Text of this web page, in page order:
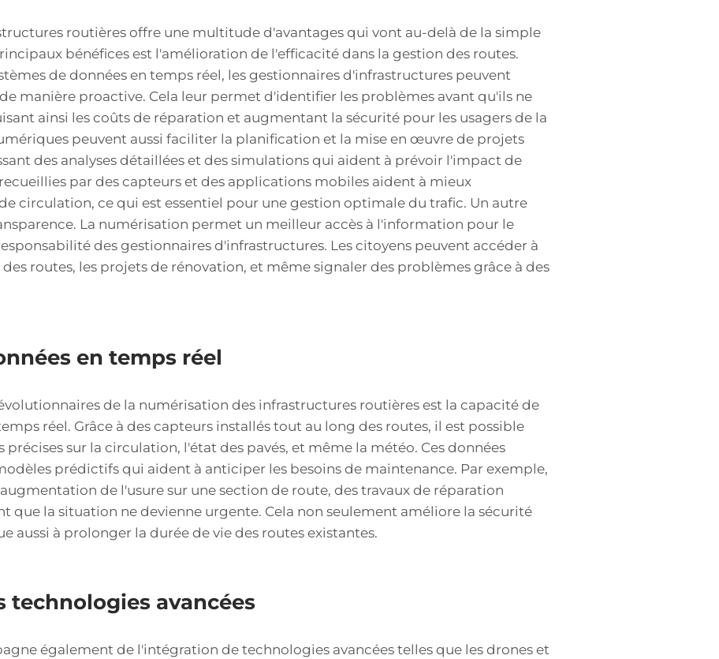
routières offre une multitude d'avantages qui vont au-delà de la simple
bénéfices est l'amélioration de l'efficacité dans la gestion des routes.
de données en temps réel, les gestionnaires d'infrastructures peuvent
manière proactive. Cela leur permet d'identifier les problèmes avant qu'ils ne
ainsi les coûts de réparation et augmentant la sécurité pour les usagers de la
peuvent aussi faciliter la planification et la mise en œuvre de projets
des analyses détaillées et des simulations qui aident à prévoir l'impact de
par des capteurs et des applications mobiles aident à mieux
circulation, ce qui est essentiel pour une gestion optimale du trafic. Un autre
La numérisation permet un meilleur accès à l'information pour le
des gestionnaires d'infrastructures. Les citoyens peuvent accéder à
routes, les projets de rénovation, et même signaler des problèmes grâce à des
en temps réel
de la numérisation des infrastructures routières est la capacité de
réel. Grâce à des capteurs installés tout au long des routes, il est possible
sur la circulation, l'état des pavés, et même la météo. Ces données
prédictifs qui aident à anticiper les besoins de maintenance. Par exemple,
de l'usure sur une section de route, des travaux de réparation
que la situation ne devienne urgente. Cela non seulement améliore la sécurité
aussi à prolonger la durée de vie des routes existantes.
technologies avancées
également de l'intégration de technologies avancées telles que les drones et